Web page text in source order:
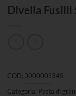
Divella Fusilli
COD: 0000003345
Categoria: Pasta di